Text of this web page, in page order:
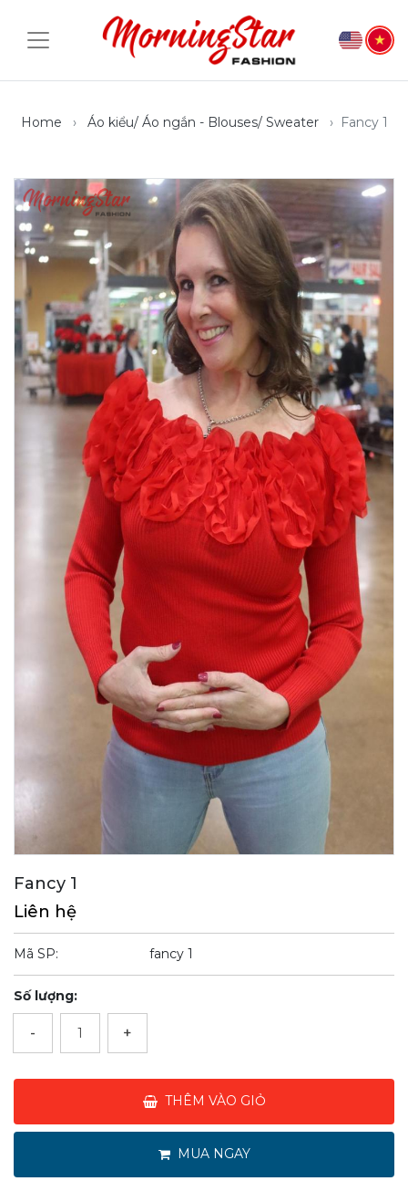
Home Áo kiểu/ Áo ngắn - Blouses/ Sweater Fancy 1
Fancy 1
Liên hệ
Mã SP: fancy 1
Số lượng:
- +
THÊM VÀO GIỎ
MUA NGAY